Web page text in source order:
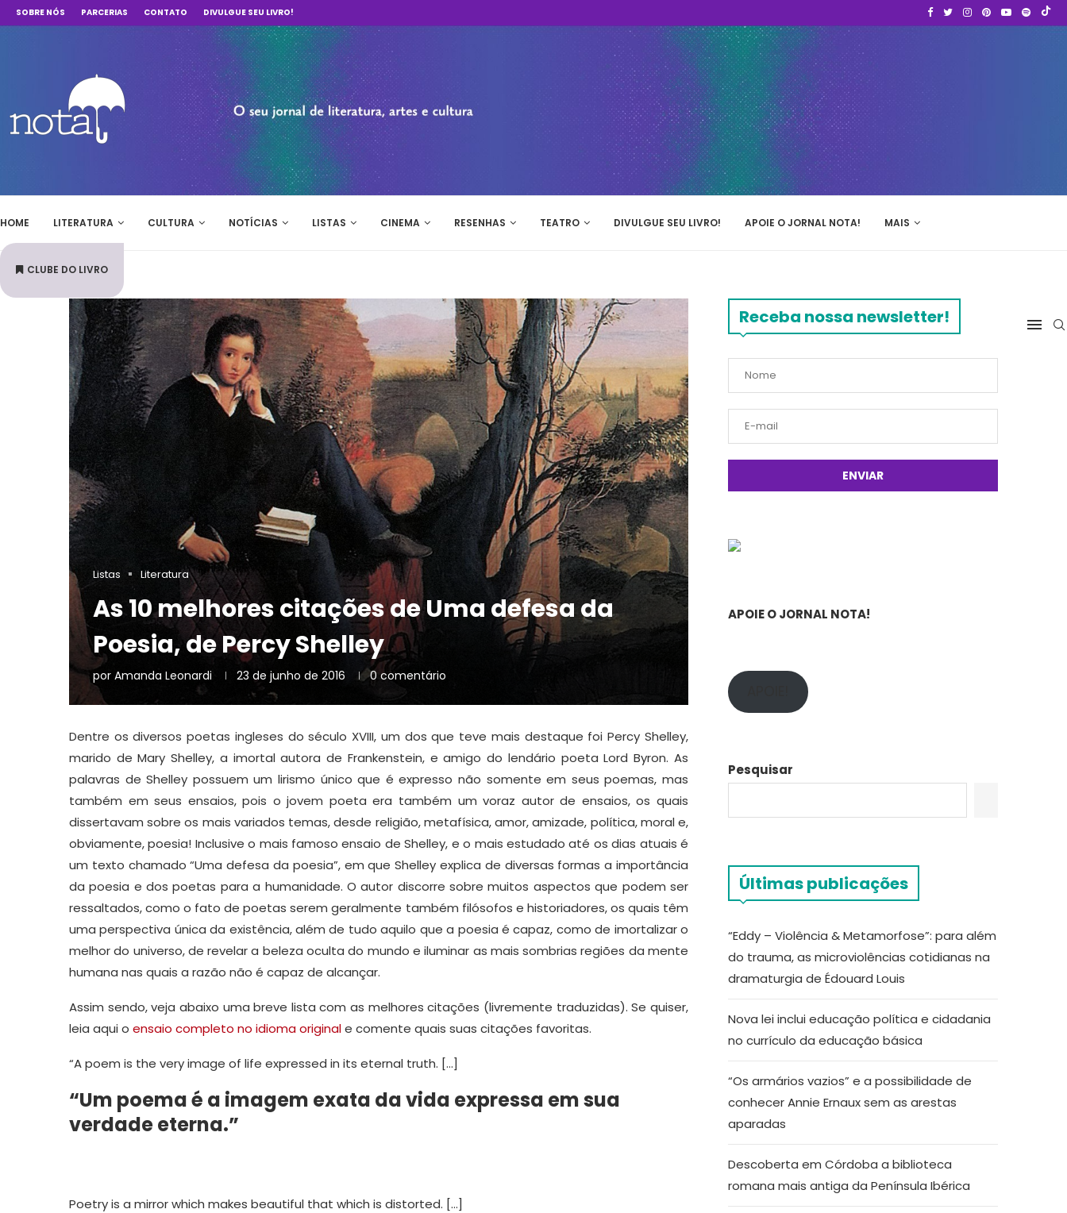
SOBRE NÓS PARCERIAS CONTATO DIVULGUE SEU LIVRO!
HOME LITERATURA CULTURA NOTÍCIAS LISTAS CINEMA RESENHAS TEATRO DIVULGUE SEU LIVRO! APOIE O JORNAL NOTA! MAIS
CLUBE DO LIVRO
Listas Literatura
As 10 melhores citações de Uma defesa da
Poesia, de Percy Shelley
por Amanda Leonardi 23 de junho de 2016 0 comentário
Dentre os diversos poetas ingleses do século XVIII, um dos que teve mais destaque foi Percy Shelley,
marido de Mary Shelley, a imortal autora de Frankenstein, e amigo do lendário poeta Lord Byron. As
palavras de Shelley possuem um lirismo único que é expresso não somente em seus poemas, mas
também em seus ensaios, pois o jovem poeta era também um voraz autor de ensaios, os quais
dissertavam sobre os mais variados temas, desde religião, metafísica, amor, amizade, política, moral e,
obviamente, poesia! Inclusive o mais famoso ensaio de Shelley, e o mais estudado até os dias atuais é
um texto chamado “Uma defesa da poesia”, em que Shelley explica de diversas formas a importância
da poesia e dos poetas para a humanidade. O autor discorre sobre muitos aspectos que podem ser
ressaltados, como o fato de poetas serem geralmente também filósofos e historiadores, os quais têm
uma perspectiva única da existência, além de tudo aquilo que a poesia é capaz, como de imortalizar o
melhor do universo, de revelar a beleza oculta do mundo e iluminar as mais sombrias regiões da mente
humana nas quais a razão não é capaz de alcançar.
Assim sendo, veja abaixo uma breve lista com as melhores citações (livremente traduzidas). Se quiser,
leia aqui o ensaio completo no idioma originale comente quais suas citações favoritas.
“A poem is the very image of life expressed in its eternal truth. […]
“Um poema é a imagem exata da vida expressa em sua
verdade eterna.”
Poetry is a mirror which makes beautiful that which is distorted. […]
Receba nossa newsletter!
APOIE O JORNAL NOTA!
Pesquisar
Últimas publicações
“Eddy – Violência & Metamorfose”: para além
do trauma, as microviolências cotidianas na
dramaturgia de Édouard Louis
Nova lei inclui educação política e cidadania
no currículo da educação básica
“Os armários vazios” e a possibilidade de
conhecer Annie Ernaux sem as arestas
aparadas
Descoberta em Córdoba a biblioteca
romana mais antiga da Península Ibérica